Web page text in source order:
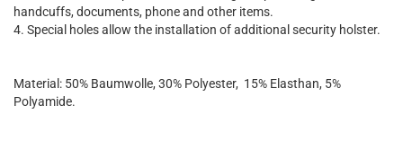
handcuffs, documents, phone and other items.
4. Special holes allow the installation of additional security holster.
Material: 50% Baumwolle, 30% Polyester, 15% Elasthan, 5%
Polyamide.